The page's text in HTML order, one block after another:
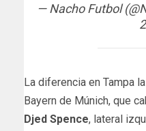
— Nacho Futbol
La diferencia en Tampa
Bayern de Múnich, que
Djed Spence, lateral